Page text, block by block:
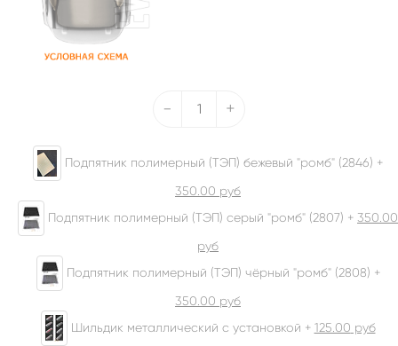
- +
Подпятник полимерный (ТЭП) бежевый "ромб" (2846) +
350.00 руб
Подпятник полимерный (ТЭП) серый "ромб" (2807) + 350.00
руб
Подпятник полимерный (ТЭП) чёрный "ромб" (2808) +
350.00 руб
Шильдик металлический с установкой + 125.00 руб